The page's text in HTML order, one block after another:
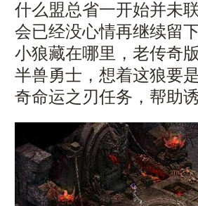
什么盟总省一开始并未
会已经没心情再继续留
小狼藏在哪里，老传奇
半兽勇士，想着这狼要
奇命运之刃任务，帮助